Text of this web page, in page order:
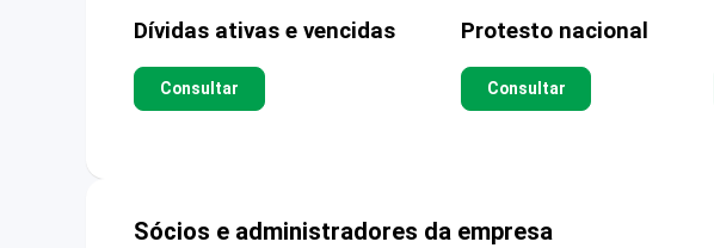
Dívidas ativas e vencidas
Consultar
Protesto nacional
Consultar
Sócios e administradores da empresa